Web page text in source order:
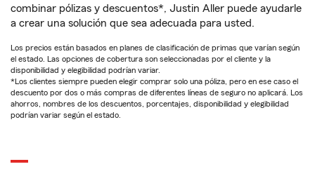
combinar pólizas y descuentos*, Justin Aller puede ayudarle
a crear una solución que sea adecuada para usted.
Los precios están basados en planes de clasificación de primas que varían según
el estado. Las opciones de cobertura son seleccionadas por el cliente y la
disponibilidad y elegibilidad podrían variar.
*Los clientes siempre pueden elegir comprar solo una póliza, pero en ese caso el
descuento por dos o más compras de diferentes líneas de seguro no aplicará. Los
ahorros, nombres de los descuentos, porcentajes, disponibilidad y elegibilidad
podrían variar según el estado.